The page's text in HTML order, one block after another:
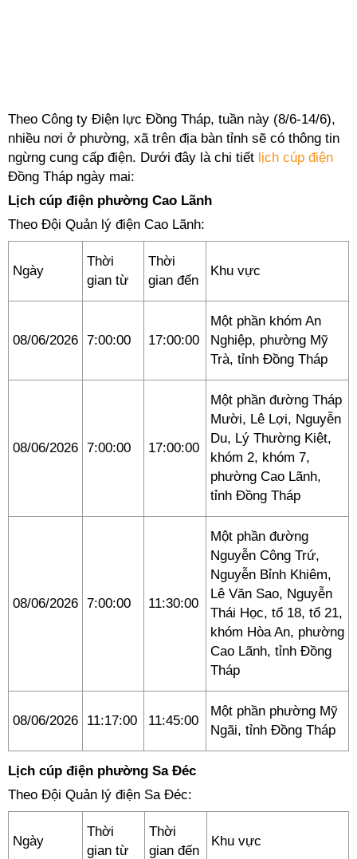
Theo Công ty Điện lực Đồng Tháp, tuần này (8/6-14/6),
nhiều nơi ở phường, xã trên địa bàn tỉnh sẽ có thông tin
ngừng cung cấp điện. Dưới đây là chi tiết lịch cúp điện
Đồng Tháp ngày mai:
Lịch cúp điện phường Cao Lãnh
Theo Đội Quản lý điện Cao Lãnh:
Ngày
Thời
gian từ
Thời
gian đến
Khu vực
08/06/2026 7:00:00 17:00:00
Một phần khóm An
Nghiệp, phường Mỹ
Trà, tỉnh Đồng Tháp
08/06/2026 7:00:00 17:00:00
Một phần đường Tháp
Mười, Lê Lợi, Nguyễn
Du, Lý Thường Kiệt,
khóm 2, khóm 7,
phường Cao Lãnh,
tỉnh Đồng Tháp
08/06/2026 7:00:00 11:30:00
Một phần đường
Nguyễn Công Trứ,
Nguyễn Bỉnh Khiêm,
Lê Văn Sao, Nguyễn
Thái Học, tổ 18, tổ 21,
khóm Hòa An, phường
Cao Lãnh, tỉnh Đồng
Tháp
08/06/2026 11:17:00 11:45:00
Một phần phường Mỹ
Ngãi, tỉnh Đồng Tháp
Lịch cúp điện phường Sa Đéc
Theo Đội Quản lý điện Sa Đéc:
Ngày
Thời
gian từ
Thời
gian đến
Khu vực